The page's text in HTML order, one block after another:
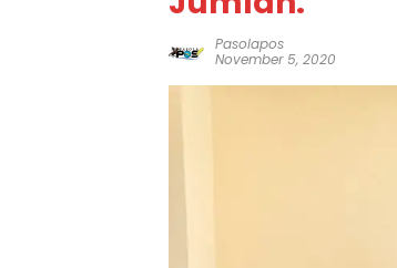
Pasolapos
November 5, 2020